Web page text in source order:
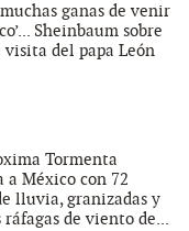
ganas de venir
Sheinbaum sobre
visita del papa León
Tormenta
a México con 72
lluvia, granizadas y
de viento de...